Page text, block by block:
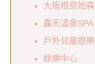
大板根原始
露天溫泉SPA
戶外兒童遊
娛樂中心